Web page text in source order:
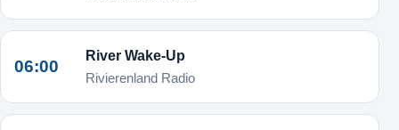
06:00
River Wake-Up
Rivierenland Radio